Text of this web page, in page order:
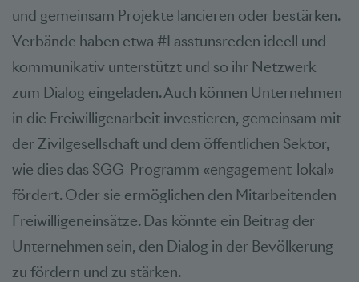
und gemeinsam Projekte lancieren oder bestärken.
Verbände haben etwa #Lasstunsreden ideell und
kommunikativ unterstützt und so ihr Netzwerk
zum Dialog eingeladen. Auch können Unternehmen
in die Freiwilligenarbeit investieren, gemeinsam mit
der Zivilgesellschaft und dem öffentlichen Sektor,
wie dies das SGG-Programm «engagement-lokal»
fördert. Oder sie ermöglichen den Mitarbeitenden
Freiwilligeneinsätze. Das könnte ein Beitrag der
Unternehmen sein, den Dialog in der Bevölkerung
zu fördern und zu stärken.